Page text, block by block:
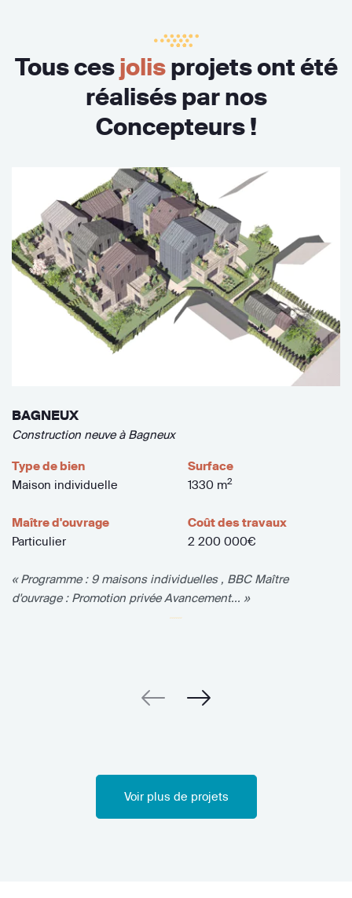
Tous cesjolisprojets ont été
réalisés par nos
Concepteurs !
BAGNEUX
Construction neuve à Bagneux
Type de bien
Maison individuelle
Surface
1330 m2
Maître d'ouvrage
Particulier
Coût des travaux
2 200 000€
« Programme : 9 maisons individuelles , BBC Maître
d'ouvrage : Promotion privée Avancement... »
Voir plus de projets